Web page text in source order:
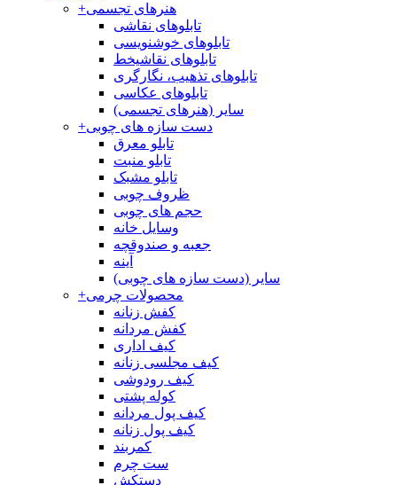
+هنرهای تجسمی
تابلوهای نقاشی
تابلوهای خوشنویسی
تابلوهای نقاشیخط
تابلوهای تذهیب، نگارگری
تابلوهای عکاسی
سایر (هنرهای تجسمی)
+دست سازه های چوبی
تابلو معرق
تابلو منبت
تابلو مشبک
ظروف چوبی
حجم های چوبی
وسایل خانه
جعبه و صندوقچه
آینه
سایر (دست سازه های چوبی)
+محصولات چرمی
کفش زنانه
کفش مردانه
کیف اداری
کیف مجلسی زنانه
کیف رودوشی
کوله پشتی
کیف پول مردانه
کیف پول زنانه
کمربند
ست چرم
دستکش